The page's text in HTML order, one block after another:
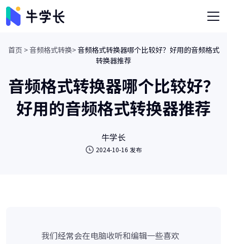
首页 >音频格式转换>音频格式转换器哪个比较好？好用的音频格式
转换器推荐
音频格式转换器哪个比较好？
好用的音频格式转换器推荐
牛学长
2024-10-16 发布
我们经常会在电脑收听和编辑一些喜欢